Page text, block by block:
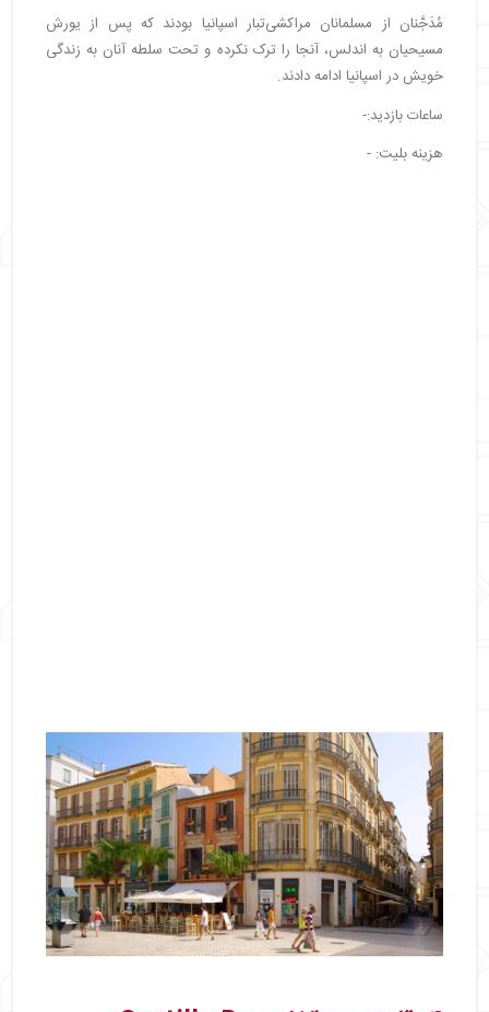
مُدَجَّنان از مسلمانان مراکشی‌تبار اسپانیا بودند که پس از یورش
مسیحیان به اندلس، آنجا را ترک نکرده و تحت سلطه آنان به زندگی
خویش در اسپانیا ادامه دادند.
ساعات بازدید:-
هزینه بلیت: -